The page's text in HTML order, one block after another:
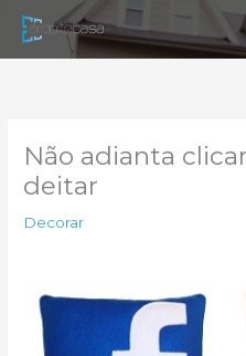
para
Não adianta
deitar
Decorar